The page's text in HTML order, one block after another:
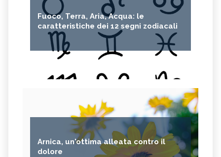
Fuoco, Terra, Aria, Acqua: le
caratteristiche dei 12 segni zodiacali
Arnica, un'ottima alleata contro il
dolore